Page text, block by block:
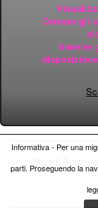
Cercare gli
Inserire
Informativa - Per una
parti. Proseguendo la